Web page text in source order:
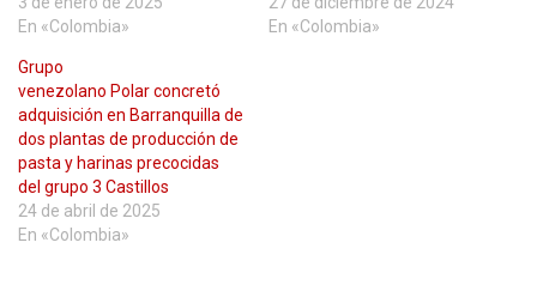
En «Colombia»
En «Colombia»
Grupo
venezolano Polar concretó
adquisición en Barranquilla de
dos plantas de producción de
pasta y harinas precocidas
del grupo 3 Castillos
24 de abril de 2025
En «Colombia»